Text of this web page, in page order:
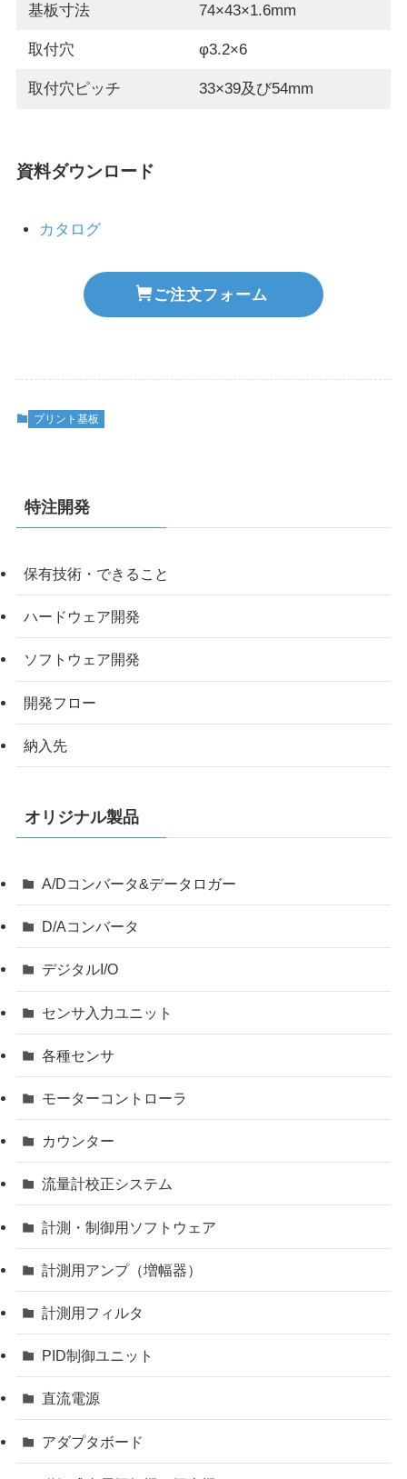
基板寸法 74×43×1.6mm
取付穴 φ3.2×6
取付穴ピッチ 33×39及び54mm
資料ダウンロード
カタログ
ご注文フォーム
プリント基板
特注開発
保有技術・できること
ハードウェア開発
ソフトウェア開発
開発フロー
納入先
オリジナル製品
A/Dコンバータ&データロガー
D/Aコンバータ
デジタルI/O
センサ入力ユニット
各種センサ
モーターコントローラ
カウンター
流量計校正システム
計測・制御用ソフトウェア
計測用アンプ（増幅器）
計測用フィルタ
PID制御ユニット
直流電源
アダプタボード